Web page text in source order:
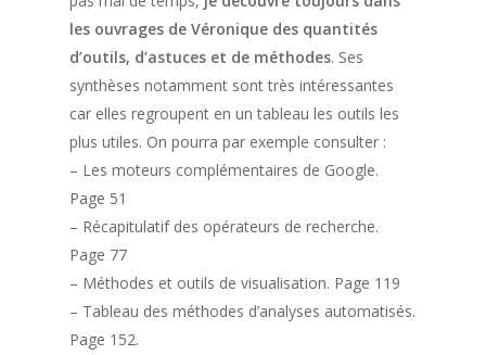
les ouvrages de Véronique des quantités
d’outils, d’astuces et de méthodes. Ses
synthèses notamment sont très intéressantes
car elles regroupent en un tableau les outils les
plus utiles. On pourra par exemple consulter :
– Les moteurs complémentaires de Google.
Page 51
– Récapitulatif des opérateurs de recherche.
Page 77
– Méthodes et outils de visualisation. Page 119
– Tableau des méthodes d’analyses automatisés.
Page 152.